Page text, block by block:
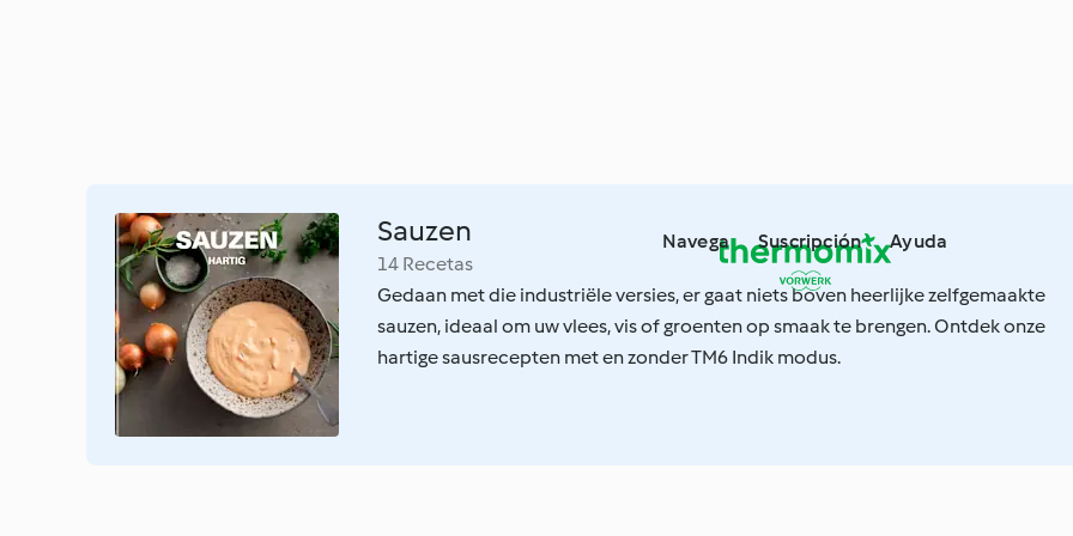
Navega Suscripción Ayuda
Sauzen
14 Recetas
Gedaan met die industriële versies, er gaat niets boven heerlijke zelfgemaakte
sauzen, ideaal om uw vlees, vis of groenten op smaak te brengen. Ontdek onze
hartige sausrecepten met en zonder TM6 Indik modus.